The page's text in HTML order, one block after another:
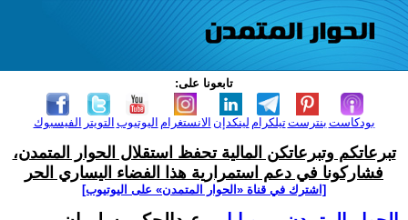
تابعونا على:
الفيسبوك التويتر اليوتيوب الانستغرام لينكدإن تيلكرامبنترست بودكاست
تبرعاتكم وتبرعاتكن المالية تحفظ استقلال الحوار المتمدن،
فشاركونا في دعم استمرارية هذا الفضاء اليساري الحر
[اشترك في قناة ‫«الحوار المتمدن» على اليوتيوب]